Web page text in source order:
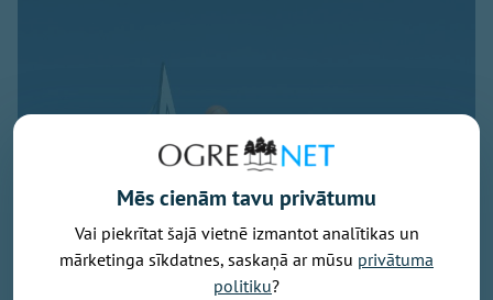
Mēs cienām tavu privātumu
Vai piekrītat šajā vietnē izmantot analītikas un
mārketinga sīkdatnes, saskaņā ar mūsu privātuma
politiku?